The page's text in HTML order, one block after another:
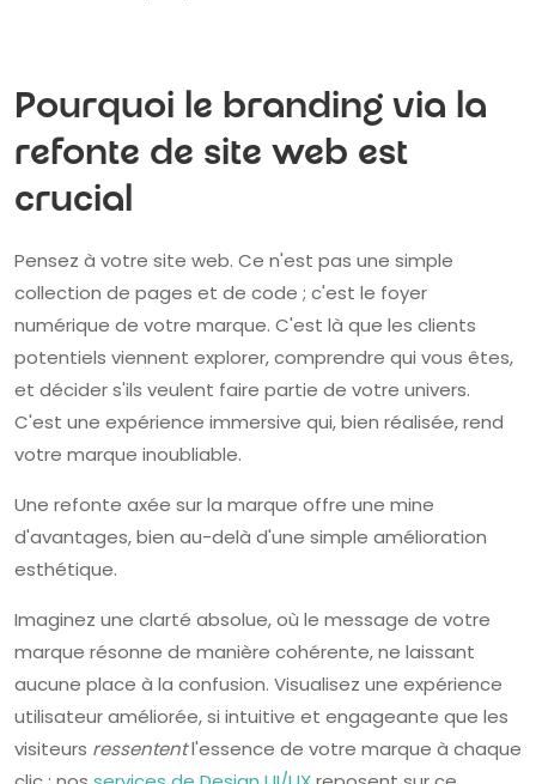
Pourquoi le branding via la
refonte de site web est
crucial
Pensez à votre site web. Ce n'est pas une simple
collection de pages et de code ; c'est le foyer
numérique de votre marque. C'est là que les clients
potentiels viennent explorer, comprendre qui vous êtes,
et décider s'ils veulent faire partie de votre univers.
C'est une expérience immersive qui, bien réalisée, rend
votre marque inoubliable.
Une refonte axée sur la marque offre une mine
d'avantages, bien au-delà d'une simple amélioration
esthétique.
Imaginez une clarté absolue, où le message de votre
marque résonne de manière cohérente, ne laissant
aucune place à la confusion. Visualisez une expérience
utilisateur améliorée, si intuitive et engageante que les
visiteurs ressententl'essence de votre marque à chaque